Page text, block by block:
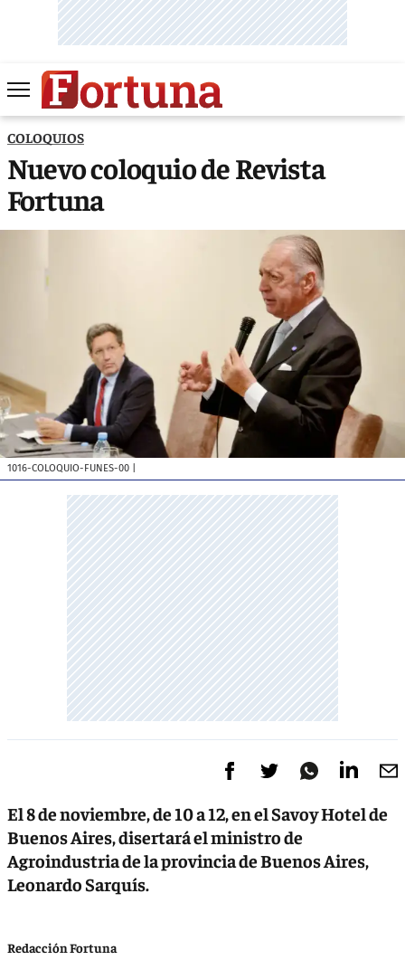
COLOQUIOS
Nuevo coloquio de Revista
Fortuna
1016-COLOQUIO-FUNES-00
El 8 de noviembre, de 10 a 12, en el Savoy Hotel de
Buenos Aires, disertará el ministro de
Agroindustria de la provincia de Buenos Aires,
Leonardo Sarquís.
Redacción Fortuna